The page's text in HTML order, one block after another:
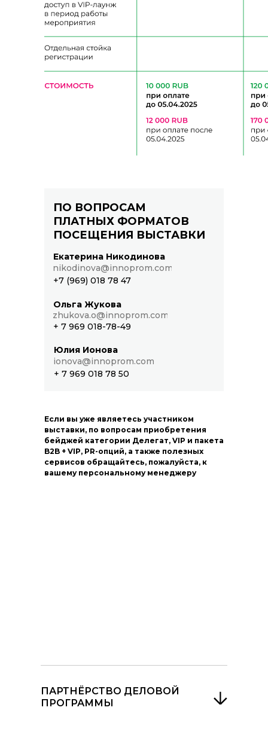
ПО ВОПРОСАМ
ПЛАТНЫХ ФОРМАТОВ
ПОСЕЩЕНИЯ ВЫСТАВКИ
Екатерина Никодинова
nikodinova@innoprom.com
+7 (969) 018 78 47
Ольга Жукова
zhukova.o@innoprom.com
+ 7 969 018-78-49
Юлия Ионова
ionova@innoprom.com
+ 7 969 018 78 50
Если вы уже являетесь участником
выставки, по вопросам приобретения
бейджей категории Делегат, VIP и пакета
B2B + VIP, PR-опций, а также полезных
сервисов обращайтесь, пожалуйста, к
вашему персональному менеджеру
ПАРТНЁРСТВО ДЕЛОВОЙ
ПРОГРАММЫ
ПАРТНЁРСТВО ДЕЛОВОЙ
ПРОГРАММЫ